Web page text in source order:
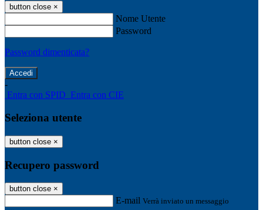
button close ×
Nome Utente
Password
Password dimenticata?
-
Entra con SPID Entra con CIE
Seleziona utente
button close ×
Recupero password
button close ×
E-mail Verrà inviato un messaggio